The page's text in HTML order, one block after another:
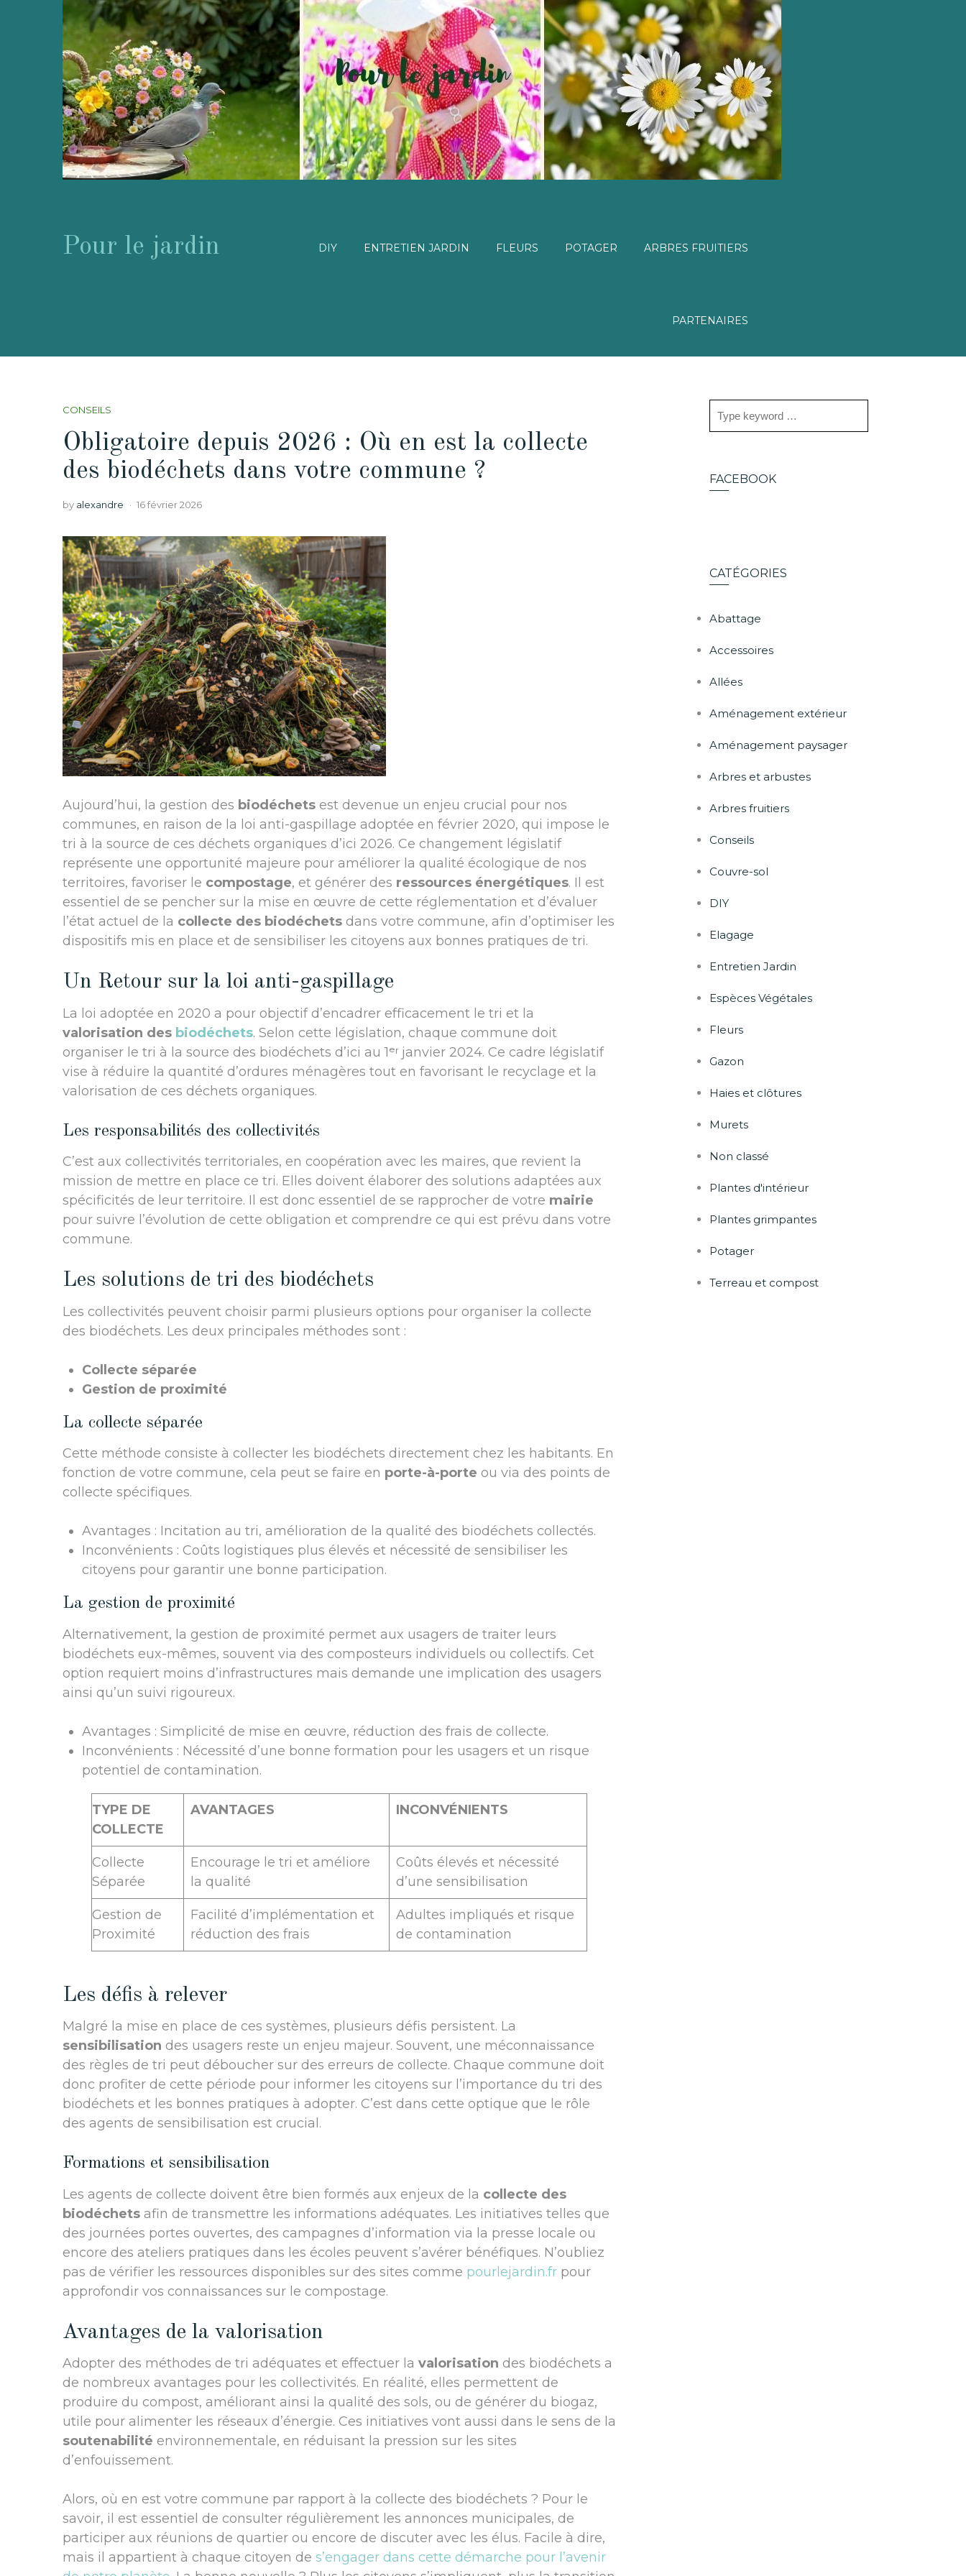
Pour le jardin DIY ENTRETIEN JARDIN FLEURS POTAGER ARBRES FRUITIERS
PARTENAIRES
CONSEILS
Obligatoire depuis 2026 : Où en est la collecte
des biodéchets dans votre commune ?
by alexandre 16 février 2026
Aujourd’hui, la gestion des biodéchets est devenue un enjeu crucial pour nos
communes, en raison de la loi anti-gaspillage adoptée en février 2020, qui impose le
tri à la source de ces déchets organiques d’ici 2026. Ce changement législatif
représente une opportunité majeure pour améliorer la qualité écologique de nos
territoires, favoriser le compostage, et générer des ressources énergétiques. Il est
essentiel de se pencher sur la mise en œuvre de cette réglementation et d’évaluer
l’état actuel de la collecte des biodéchets dans votre commune, afin d’optimiser les
dispositifs mis en place et de sensibiliser les citoyens aux bonnes pratiques de tri.
Un Retour sur la loi anti-gaspillage
La loi adoptée en 2020 a pour objectif d’encadrer efficacement le tri et la
valorisation des biodéchets. Selon cette législation, chaque commune doit
organiser le tri à la source des biodéchets d’ici au 1ᵉʳ janvier 2024. Ce cadre législatif
vise à réduire la quantité d’ordures ménagères tout en favorisant le recyclage et la
valorisation de ces déchets organiques.
Les responsabilités des collectivités
C’est aux collectivités territoriales, en coopération avec les maires, que revient la
mission de mettre en place ce tri. Elles doivent élaborer des solutions adaptées aux
spécificités de leur territoire. Il est donc essentiel de se rapprocher de votre mairie
pour suivre l’évolution de cette obligation et comprendre ce qui est prévu dans votre
commune.
Les solutions de tri des biodéchets
Les collectivités peuvent choisir parmi plusieurs options pour organiser la collecte
des biodéchets. Les deux principales méthodes sont :
Collecte séparée
Gestion de proximité
La collecte séparée
Cette méthode consiste à collecter les biodéchets directement chez les habitants. En
fonction de votre commune, cela peut se faire en porte-à-porte ou via des points de
collecte spécifiques.
Avantages : Incitation au tri, amélioration de la qualité des biodéchets collectés.
Inconvénients : Coûts logistiques plus élevés et nécessité de sensibiliser les
citoyens pour garantir une bonne participation.
La gestion de proximité
Alternativement, la gestion de proximité permet aux usagers de traiter leurs
biodéchets eux-mêmes, souvent via des composteurs individuels ou collectifs. Cet
option requiert moins d’infrastructures mais demande une implication des usagers
ainsi qu’un suivi rigoureux.
Avantages : Simplicité de mise en œuvre, réduction des frais de collecte.
Inconvénients : Nécessité d’une bonne formation pour les usagers et un risque
potentiel de contamination.
TYPE DE
COLLECTE
AVANTAGES INCONVÉNIENTS
Collecte
Séparée
Encourage le tri et améliore
la qualité
Coûts élevés et nécessité
d’une sensibilisation
Gestion de
Proximité
Facilité d’implémentation et
réduction des frais
Adultes impliqués et risque
de contamination
Les défis à relever
Malgré la mise en place de ces systèmes, plusieurs défis persistent. La
sensibilisation des usagers reste un enjeu majeur. Souvent, une méconnaissance
des règles de tri peut déboucher sur des erreurs de collecte. Chaque commune doit
donc profiter de cette période pour informer les citoyens sur l’importance du tri des
biodéchets et les bonnes pratiques à adopter. C’est dans cette optique que le rôle
des agents de sensibilisation est crucial.
Formations et sensibilisation
Les agents de collecte doivent être bien formés aux enjeux de la collecte des
biodéchets afin de transmettre les informations adéquates. Les initiatives telles que
des journées portes ouvertes, des campagnes d’information via la presse locale ou
encore des ateliers pratiques dans les écoles peuvent s’avérer bénéfiques. N’oubliez
pas de vérifier les ressources disponibles sur des sites comme pourlejardin.fr pour
approfondir vos connaissances sur le compostage.
Avantages de la valorisation
Adopter des méthodes de tri adéquates et effectuer la valorisation des biodéchets a
de nombreux avantages pour les collectivités. En réalité, elles permettent de
produire du compost, améliorant ainsi la qualité des sols, ou de générer du biogaz,
utile pour alimenter les réseaux d’énergie. Ces initiatives vont aussi dans le sens de la
soutenabilité environnementale, en réduisant la pression sur les sites
d’enfouissement.
Alors, où en est votre commune par rapport à la collecte des biodéchets ? Pour le
savoir, il est essentiel de consulter régulièrement les annonces municipales, de
participer aux réunions de quartier ou encore de discuter avec les élus. Facile à dire,
mais il appartient à chaque citoyen de s’engager dans cette démarche pour l’avenir
FACEBOOK
CATÉGORIES
Abattage
Accessoires
Allées
Aménagement extérieur
Aménagement paysager
Arbres et arbustes
Arbres fruitiers
Conseils
Couvre-sol
DIY
Elagage
Entretien Jardin
Espèces Végétales
Fleurs
Gazon
Haies et clôtures
Murets
Non classé
Plantes d'intérieur
Plantes grimpantes
Potager
Terreau et compost